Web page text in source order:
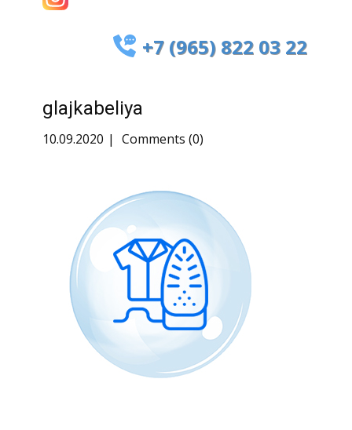
+7 (965) 822 03 22
glajkabeliya
10.09.2020 Comments (0)